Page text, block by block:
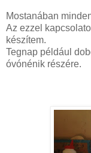
Mostanában
Az ezzel
készítem.
Tegnap például
óvónénik részére.